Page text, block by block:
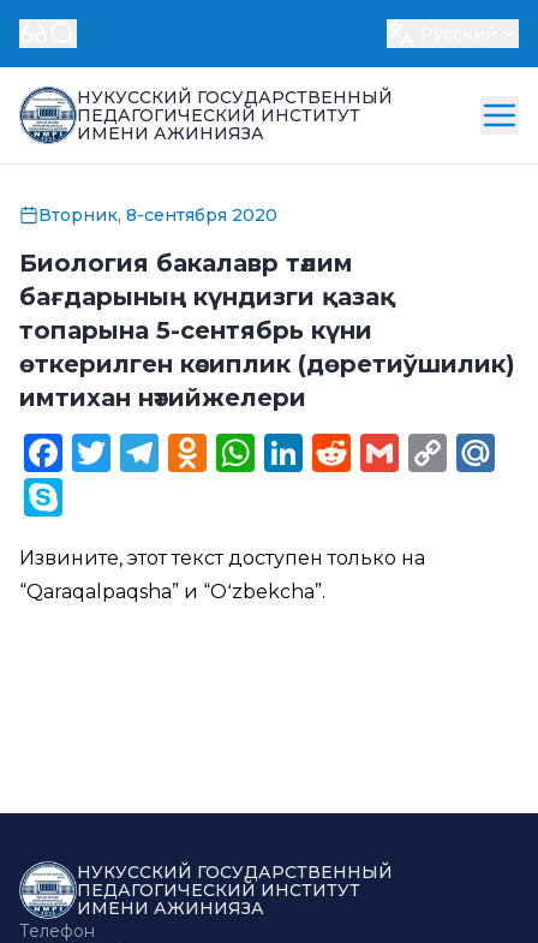
НУКУССКИЙ ГОСУДАРСТВЕННЫЙ
ПЕДАГОГИЧЕСКИЙ ИНСТИТУТ
ИМЕНИ АЖИНИЯЗА
Вторник, 8-сентября 2020
Биология бакалавр тәлим
бағдарының күндизги қазақ
топарына 5-сентябрь күни
өткерилген кәсиплик (дөретиўшилик)
имтихан нәтийжелери
Facebook
Twitter
Telegram
Odnoklassniki
WhatsApp
LinkedIn
Reddit
Gmail
Извините, этот текст доступен только на
“Qaraqalpaqsha” и “Oʻzbekcha”.
НУКУССКИЙ ГОСУДАРСТВЕННЫЙ
ПЕДАГОГИЧЕСКИЙ ИНСТИТУТ
ИМЕНИ АЖИНИЯЗА
Телефон